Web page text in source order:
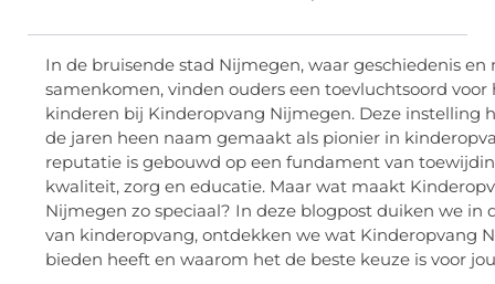
In de bruisende stad Nijmegen, waar geschiedenis
samenkomen, vinden ouders een toevluchtsoord voor
kinderen bij Kinderopvang Nijmegen. Deze instelling
de jaren heen naam gemaakt als pionier in
reputatie is gebouwd op een fundament van
kwaliteit, zorg en educatie. Maar wat maakt
Nijmegen zo speciaal? In deze blogpost duiken we in
van kinderopvang, ontdekken we wat Kinderopvang
bieden heeft en waarom het de beste keuze is voor